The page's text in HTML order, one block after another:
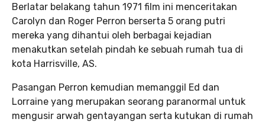
Berlatar belakang tahun 1971 film ini menceritakan
Carolyn dan Roger Perron berserta 5 orang putri
mereka yang dihantui oleh berbagai kejadian
menakutkan setelah pindah ke sebuah rumah tua di
kota Harrisville, AS.
Pasangan Perron kemudian memanggil Ed dan
Lorraine yang merupakan seorang paranormal untuk
mengusir arwah gentayangan serta kutukan di rumah